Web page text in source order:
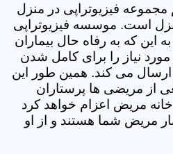
فیزیوتراپی در منزل
است. موسسه فیزیوتراپی
این که به رفاه حال بیماران
نیاز را برای کامل شدن
ارسال می کند. همین طور این
مریضی ها پرستاران
خانه مریض اعزام خواهد کرد
مریض شما هستند و از او